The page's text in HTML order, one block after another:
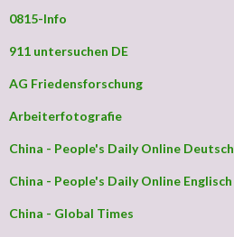
0815-Info
911 untersuchen DE
AG Friedensforschung
Arbeiterfotografie
China - People's Daily Online Deutsch
China - People's Daily Online Englisch
China - Global Times